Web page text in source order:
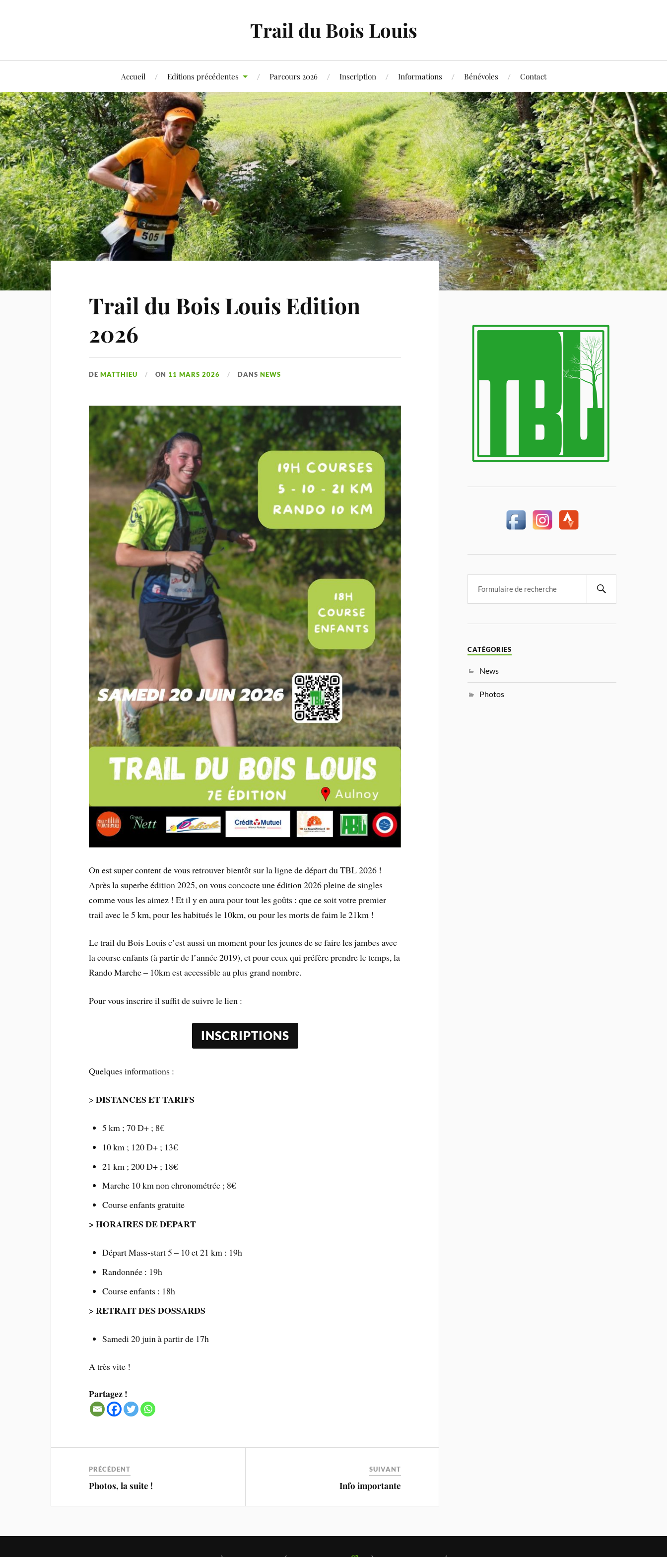
Trail du Bois Louis
Accueil Editions précédentes Parcours 2026 Inscription Informations Bénévoles Contact
Trail du Bois Louis Edition
2026
DEMATTHIEU ON 11 MARS 2026 DANSNEWS
On est super content de vous retrouver bientôt sur la ligne de départ du TBL 2026 !
Après la superbe édition 2025, on vous concocte une édition 2026 pleine de singles
comme vous les aimez ! Et il y en aura pour tout les goûts : que ce soit votre premier
trail avec le 5 km, pour les habitués le 10km, ou pour les morts de faim le 21km !
Le trail du Bois Louis c’est aussi un moment pour les jeunes de se faire les jambes avec
la course enfants (à partir de l’année 2019), et pour ceux qui préfère prendre le temps, la
Rando Marche – 10km est accessible au plus grand nombre.
Pour vous inscrire il suffit de suivre le lien :
INSCRIPTIONS
Quelques informations :
>DISTANCES ET TARIFS
5 km ; 70 D+ ; 8€
10 km ; 120 D+ ; 13€
21 km ; 200 D+ ; 18€
Marche 10 km non chronométrée ; 8€
Course enfants gratuite
> HORAIRES DE DEPART
Départ Mass-start 5 – 10 et 21 km : 19h
Randonnée : 19h
Course enfants : 18h
> RETRAIT DES DOSSARDS
Samedi 20 juin à partir de 17h
A très vite !
Partagez !
PRÉCÉDENT
Photos, la suite !
SUIVANT
Info importante
CATÉGORIES
News
Photos